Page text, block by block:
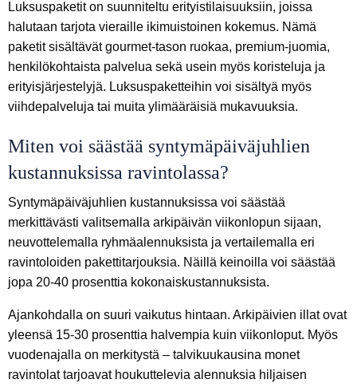
Luksuspaketit on suunniteltu erityistilaisuuksiin, joissa
halutaan tarjota vieraille ikimuistoinen kokemus. Nämä
paketit sisältävät gourmet-tason ruokaa, premium-juomia,
henkilökohtaista palvelua sekä usein myös koristeluja ja
erityisjärjestelyjä. Luksuspaketteihin voi sisältyä myös
viihdepalveluja tai muita ylimääräisiä mukavuuksia.
Miten voi säästää syntymäpäiväjuhlien
kustannuksissa ravintolassa?
Syntymäpäiväjuhlien kustannuksissa voi säästää
merkittävästi valitsemalla arkipäivän viikonlopun sijaan,
neuvottelemalla ryhmäalennuksista ja vertailemalla eri
ravintoloiden pakettitarjouksia. Näillä keinoilla voi säästää
jopa 20-40 prosenttia kokonaiskustannuksista.
Ajankohdalla on suuri vaikutus hintaan. Arkipäivien illat ovat
yleensä 15-30 prosenttia halvempia kuin viikonloput. Myös
vuodenajalla on merkitystä – talvikuukausina monet
ravintolat tarjoavat houkuttelevia alennuksia hiljaisen